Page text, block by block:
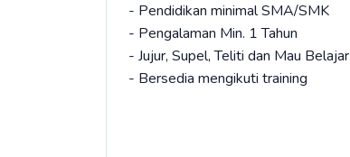
- Pendidikan minimal SMA/SMK
- Pengalaman Min. 1 Tahun
- Jujur, Supel, Teliti dan Mau Belajar
- Bersedia mengikuti training